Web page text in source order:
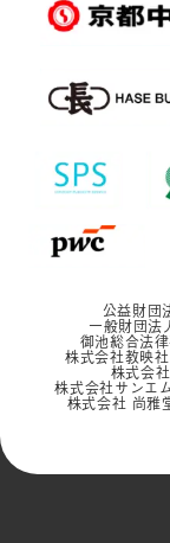
公益財団
一般財団法
御池総合法
株式会社教映社
株式会
株式会社サンエ
株式会社 尚雅